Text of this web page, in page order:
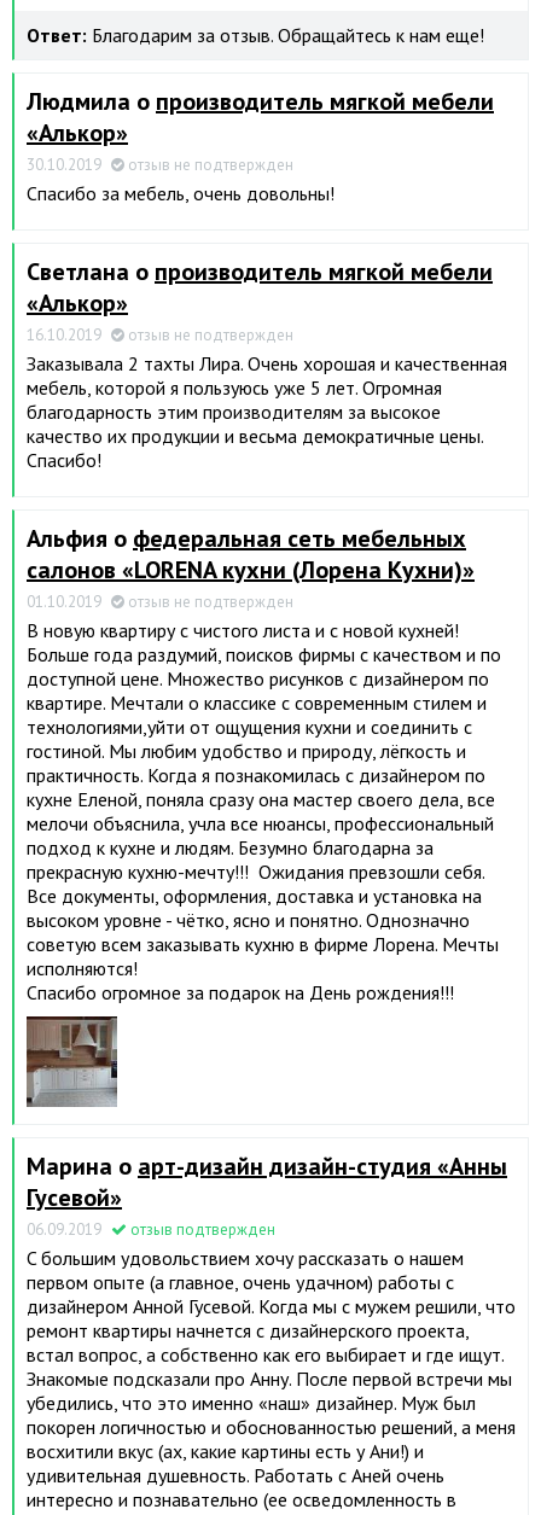
Ответ: Благодарим за отзыв. Обращайтесь к нам еще!
Людмила о производитель мягкой мебели
«Алькор»
30.10.2019 отзыв не подтвержден
Спасибо за мебель, очень довольны!
Светлана о производитель мягкой мебели
«Алькор»
16.10.2019 отзыв не подтвержден
Заказывала 2 тахты Лира. Очень хорошая и качественная
мебель, которой я пользуюсь уже 5 лет. Огромная
благодарность этим производителям за высокое
качество их продукции и весьма демократичные цены.
Спасибо!
Альфия о федеральная сеть мебельных
салонов «LORENA кухни (Лорена Кухни)»
01.10.2019 отзыв не подтвержден
В новую квартиру с чистого листа и с новой кухней!
Больше года раздумий, поисков фирмы с качеством и по
доступной цене. Множество рисунков с дизайнером по
квартире. Мечтали о классике с современным стилем и
технологиями,уйти от ощущения кухни и соединить с
гостиной. Мы любим удобство и природу, лёгкость и
практичность. Когда я познакомилась с дизайнером по
кухне Еленой, поняла сразу она мастер своего дела, все
мелочи объяснила, учла все нюансы, профессиональный
подход к кухне и людям. Безумно благодарна за
прекрасную кухню-мечту!!! Ожидания превзошли себя.
Все документы, оформления, доставка и установка на
высоком уровне - чётко, ясно и понятно. Однозначно
советую всем заказывать кухню в фирме Лорена. Мечты
исполняются!
Спасибо огромное за подарок на День рождения!!!
Марина о арт-дизайн дизайн-студия «Анны
Гусевой»
06.09.2019 отзыв подтвержден
C большим удовольствием хочу рассказать о нашем
первом опыте (а главное, очень удачном) работы с
дизайнером Анной Гусевой. Когда мы с мужем решили, что
ремонт квартиры начнется с дизайнерского проекта,
встал вопрос, а собственно как его выбирает и где ищут.
Знакомые подсказали про Анну. После первой встречи мы
убедились, что это именно «наш» дизайнер. Муж был
покорен логичностью и обоснованностью решений, а меня
восхитили вкус (ах, какие картины есть у Ани!) и
удивительная душевность. Работать с Аней очень
интересно и познавательно (ее осведомленность в